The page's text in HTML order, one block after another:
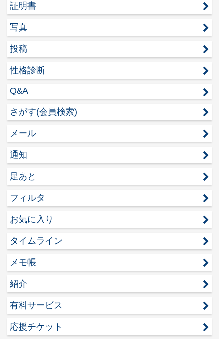
証明書
写真
投稿
性格診断
Q&A
さがす(会員検索)
メール
通知
足あと
フィルタ
お気に入り
タイムライン
メモ帳
紹介
有料サービス
応援チケット